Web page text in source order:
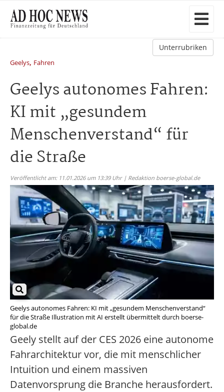
Unterrubriken
Geelys, Fahren
Geelys autonomes Fahren:
KI mit „gesundem
Menschenverstand“ für
die Straße
Veröffentlicht am: 11.01.2026 um 13:39 Uhr | Redaktion boerse-global.de
Geelys autonomes Fahren: KI mit „gesundem Menschenverstand“
für die Straße Illustration mit AI erstellt übermittelt durch boerse-
global.de
Geely stellt auf der CES 2026 eine autonome
Fahrarchitektur vor, die mit menschlicher
Intuition und einem massiven
Datenvorsprung die Branche herausfordert.